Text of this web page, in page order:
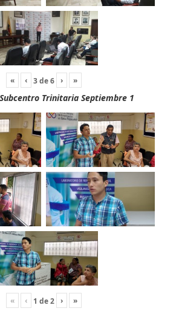
« ‹ 3de6 › »
Trinitaria Septiembre 1
« ‹ 1 de2 › »